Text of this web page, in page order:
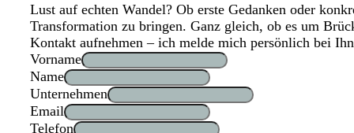
Lust auf echten Wandel? Ob erste Gedanken oder
Transformation zu bringen. Ganz gleich, ob es um
Kontakt aufnehmen – ich melde mich persönlich bei
Vorname
Name
Unternehmen
Email
Telefon